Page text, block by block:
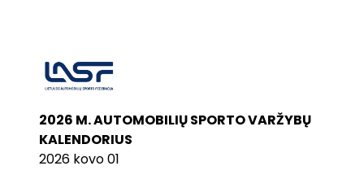
2026 M. AUTOMOBILIŲ SPORTO VARŽYBŲ
KALENDORIUS
2026 kovo 01